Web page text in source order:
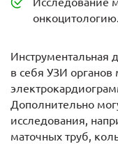
онкоцитологию.
Инструментальная
в себя УЗИ органов
Дополнительно
исследования,
маточных труб,